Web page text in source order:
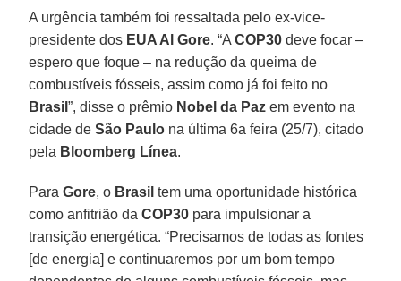
A urgência também foi ressaltada pelo ex-vice-
presidente dos EUA Al Gore. “ACOP30 deve focar –
espero que foque – na redução da queima de
combustíveis fósseis, assim como já foi feito no
Brasil”, disse o prêmio Nobel da Paz em evento na
cidade deSão Paulo na última 6a feira (25/7), citado
pela Bloomberg Línea.
ParaGore, o Brasil tem uma oportunidade histórica
como anfitrião daCOP30 para impulsionar a
transição energética. “Precisamos de todas as fontes
[de energia] e continuaremos por um bom tempo